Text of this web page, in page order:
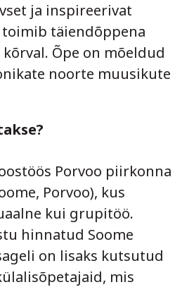
ja inspireerivat
täiendõppena
Õpe on mõeldud
noorte muusikute
Porvoo piirkonna
Porvoo), kus
kui grupitöö.
hinnatud Soome
on lisaks kutsutud
mis